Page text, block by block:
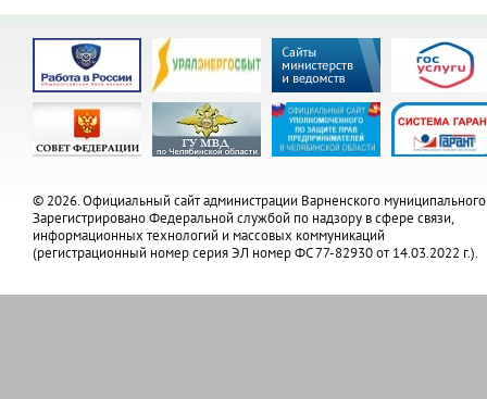
© 2026. Официальный сайт администрации Варненского муниципального
Зарегистрировано Федеральной службой по надзору в сфере связи,
информационных технологий и массовых коммуникаций
(регистрационный номер серия ЭЛ номер ФС 77-82930 от 14.03.2022 г.).